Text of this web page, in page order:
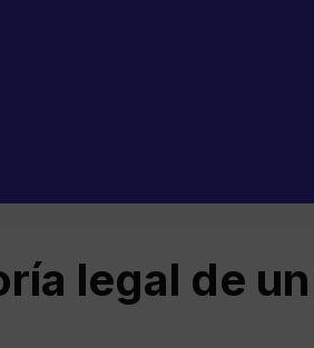
legal de